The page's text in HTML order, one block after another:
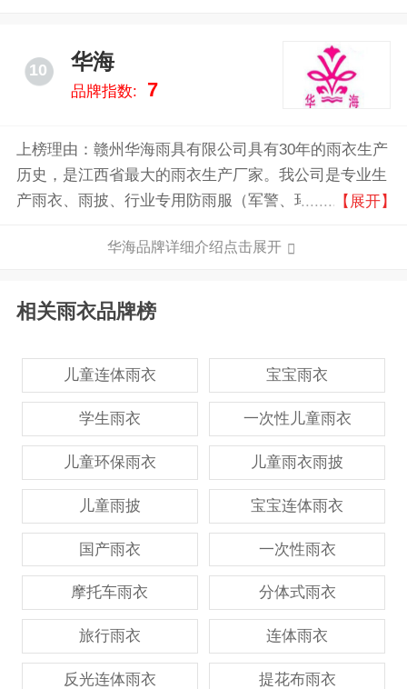
10 华海
品牌指数: 7
上榜理由：赣州华海雨具有限公司具有30年的雨衣生产
历史，是江西省最大的雨衣生产厂家。我公司是专业生
产雨衣、雨披、行业专用防雨服（军警、环卫、护路、
厚，自主品牌，贴牌加工，广告雨衣。公司可根据客户
。
【展开】
华海品牌详细介绍点击展开
相关雨衣品牌榜
儿童连体雨衣 宝宝雨衣
学生雨衣 一次性儿童雨衣
儿童环保雨衣 儿童雨衣雨披
儿童雨披 宝宝连体雨衣
国产雨衣 一次性雨衣
摩托车雨衣 分体式雨衣
旅行雨衣 连体雨衣
反光连体雨衣 提花布雨衣